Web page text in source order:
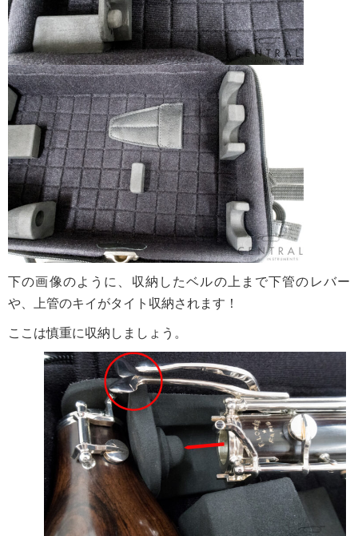
下の画像のように、収納したベルの上まで下管のレバー
や、上管のキイがタイト収納されます！
ここは慎重に収納しましょう。